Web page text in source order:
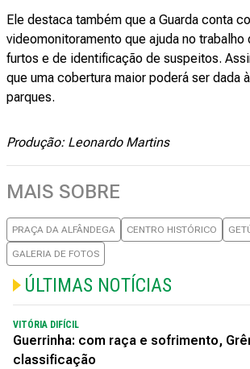
Ele destaca também que a Guarda conta
videomonitoramento que ajuda no trabalho
furtos e de identificação de suspeitos.
que uma cobertura maior poderá ser dada
parques.
Produção: Leonardo Martins
MAIS SOBRE
PRAÇA DA ALFÂNDEGA CENTRO HISTÓRICO
GALERIA DE FOTOS
ÚLTIMAS NOTÍCIAS
VITÓRIA DIFÍCIL
Guerrinha: com raça e sofrimento,
classificação